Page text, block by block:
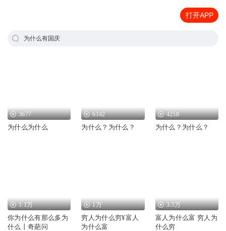
打开APP
为什么有国庆
3677
为什么为什么
6142
为什么？为什么？
4258
为什么？为什么？
1.1万
你为什么有那么多为
什么丨奇葩问
1万
穷人为什么穷¥富人
为什么富
3.5万
富人为什么富 穷人为
什么穷